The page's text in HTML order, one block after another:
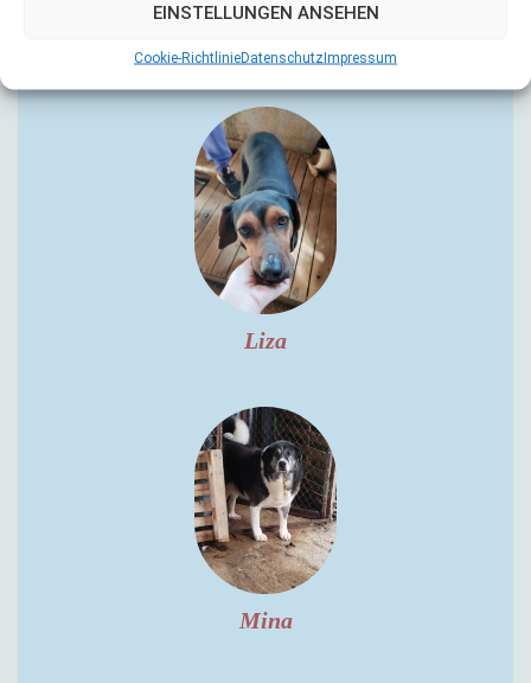
EINSTELLUNGEN ANSEHEN
Cookie-RichtlinieDatenschutzImpressum
Liza
Mina